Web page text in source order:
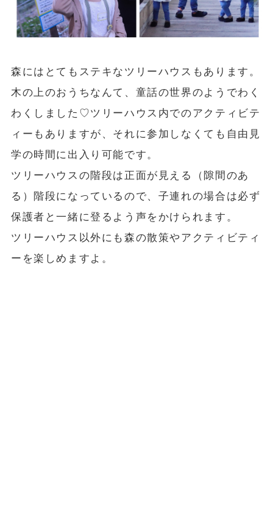
森にはとてもステキなツリーハウスもあります。
木の上のおうちなんて、童話の世界のようでわく
わくしました♡ツリーハウス内でのアクティビテ
ィーもありますが、それに参加しなくても自由見
学の時間に出入り可能です。
ツリーハウスの階段は正面が見える（隙間のあ
る）階段になっているので、子連れの場合は必ず
保護者と一緒に登るよう声をかけられます。
ツリーハウス以外にも森の散策やアクティビティ
ーを楽しめますよ。